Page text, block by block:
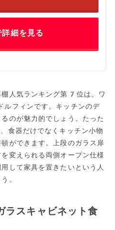
細を見る
人気ランキング第7位は、ワ
フィンです。キッチンのデ
のが魅力的でしょう。たった
食器だけでなくキッチン小物
ができます。上段のガラス扉
変えられる両側オープン仕様
して家具を置きたいという人
。
スキャビネット食